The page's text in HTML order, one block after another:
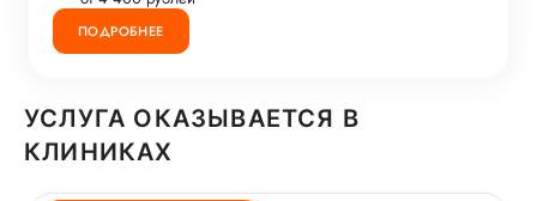
ПОДРОБНЕЕ
УСЛУГА ОКАЗЫВАЕТСЯ В
КЛИНИКАХ